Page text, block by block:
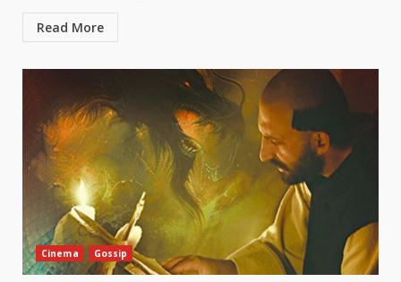
Read More
Cinema Gossip